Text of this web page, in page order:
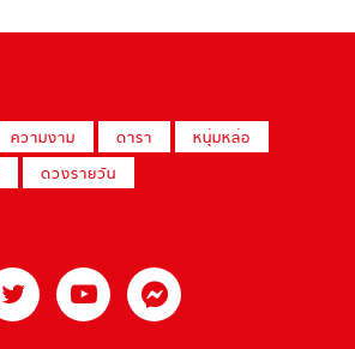
ความงาม ดารา
หนุ่มหล่อ
ดวงรายวัน